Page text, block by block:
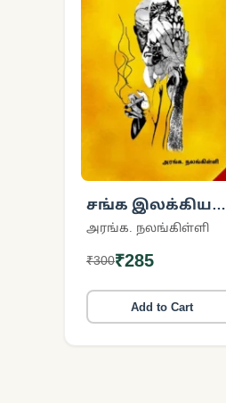
சங்க இலக்கியம்:
ஒரு ஃபிராய்டிய
வாசிப்பு
அரங்க. நலங்கிள்ளி
₹300₹285
Add to Cart